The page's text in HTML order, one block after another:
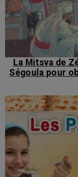
La Mitsva de
Ségoula pour